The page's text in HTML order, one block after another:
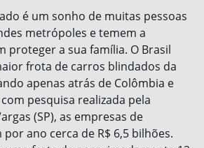
é um sonho de muitas pessoas
metrópoles e temem a
proteger a sua família. O Brasil
frota de carros blindados da
apenas atrás de Colômbia e
pesquisa realizada pela
(SP), as empresas de
ano cerca de R$ 6,5 bilhões.